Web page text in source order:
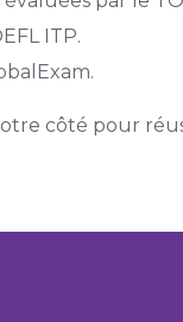
ITP.
côté pour